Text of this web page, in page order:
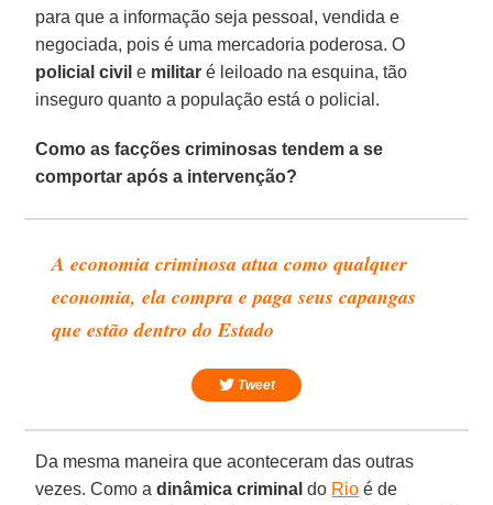
para que a informação seja pessoal, vendida e
negociada, pois é uma mercadoria poderosa. O
policial civil e militar é leiloado na esquina, tão
inseguro quanto a população está o policial.
Como as facções criminosas tendem a se
comportar após a intervenção?
A economia criminosa atua como qualquer
economia, ela compra e paga seus capangas
que estão dentro do Estado
Tweet
Da mesma maneira que aconteceram das outras
vezes. Como adinâmica criminal do Rio é de